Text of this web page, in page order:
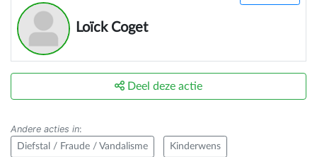
Loïck Coget
Deel deze actie
Andere acties in:
Diefstal / Fraude / Vandalisme Kinderwens